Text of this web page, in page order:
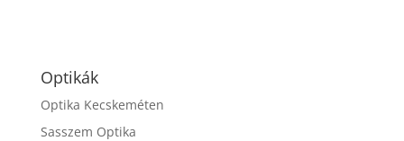
Optikák
Optika Kecskeméten
Sasszem Optika